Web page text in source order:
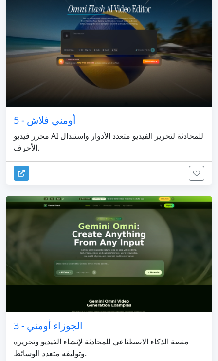
أومني فلاش - 5
محرر فيديو AI للمحادثة لتحرير الفيديو متعدد الأدوار واستبدال
الأحرف.
الجوزاء أومني - 3
منصة الذكاء الاصطناعي للمحادثة لإنشاء الفيديو وتحريره
وتوليفه متعدد الوسائط.